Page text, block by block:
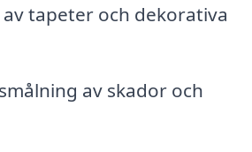
tapeter och dekorativa
av skador och